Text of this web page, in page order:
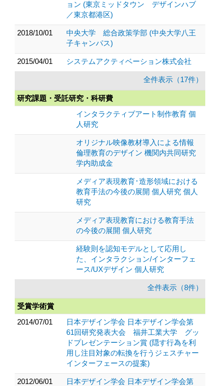
ョン (東京ミッドタウン デザインハブ
／東京都港区)
2018/10/01
中央大学 総合政策学部 (中央大学八王
子キャンパス)
2015/04/01 システムアクティベーション株式会社
全件表示（17件）
研究課題・受託研究・科研費
インタラクティブアート制作教育 個
人研究
オリジナル映像教材導入による情報
倫理教育のデザイン 機関内共同研究
学内助成金
メディア表現教育･造形領域における
教育手法の今後の展開 個人研究 個人
研究
メディア表現教育における教育手法
の今後の展開 個人研究
経験則を認知モデルとして応用し
た、インタラクション/インターフェ
ース/UXデザイン 個人研究
全件表示（8件）
受賞学術賞
2014/07/01
日本デザイン学会 日本デザイン学会第
61回研究発表大会 福井工業大学 グッ
ドプレゼンテーション賞 (隠す行為を利
用し注目対象の転換を行うジェスチャー
インターフェースの提案)
2012/06/01
日本デザイン学会 日本デザイン学会第